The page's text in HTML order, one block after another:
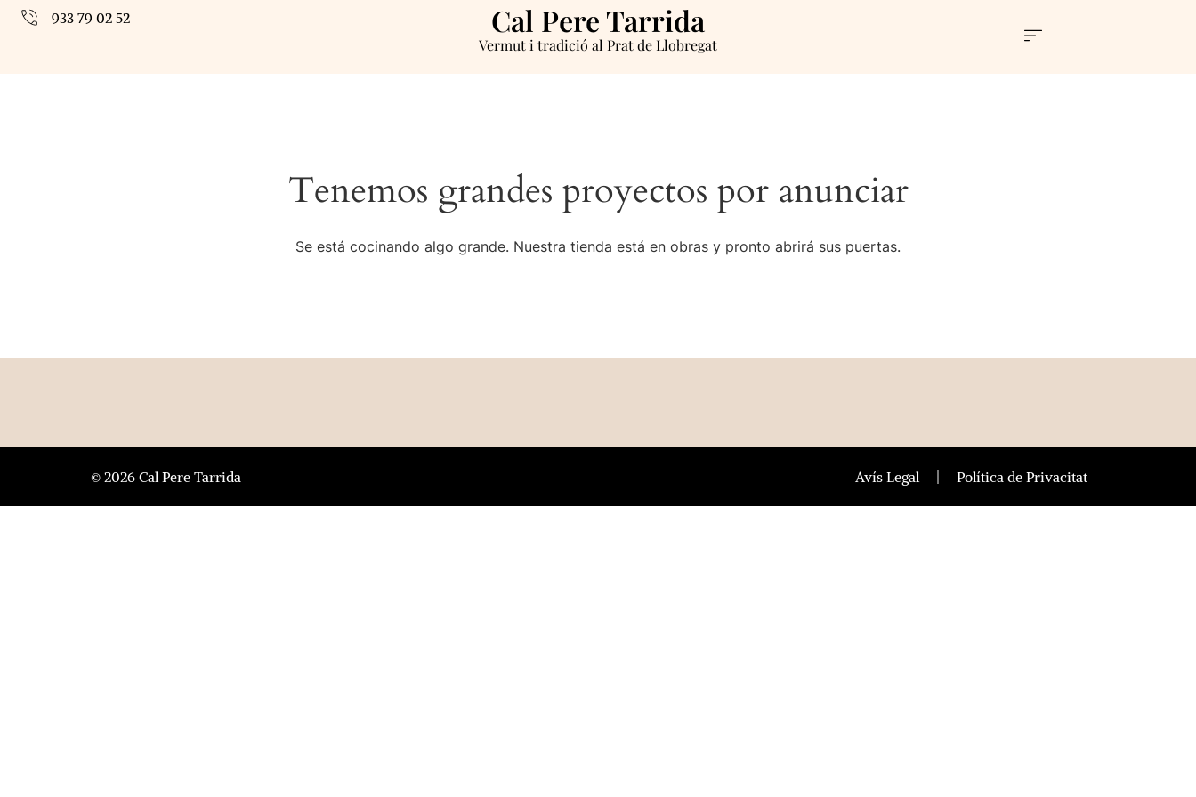
933 79 02 52 Cal Pere Tarrida
Vermut i tradició al Prat de Llobregat
Tenemos grandes proyectos por anunciar
Se está cocinando algo grande. Nuestra tienda está en obras y pronto abrirá sus puertas.
© 2026 Cal Pere Tarrida Avís Legal Política de Privacitat